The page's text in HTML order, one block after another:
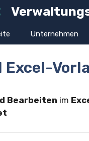
Unternehmen
Bearbeiten im